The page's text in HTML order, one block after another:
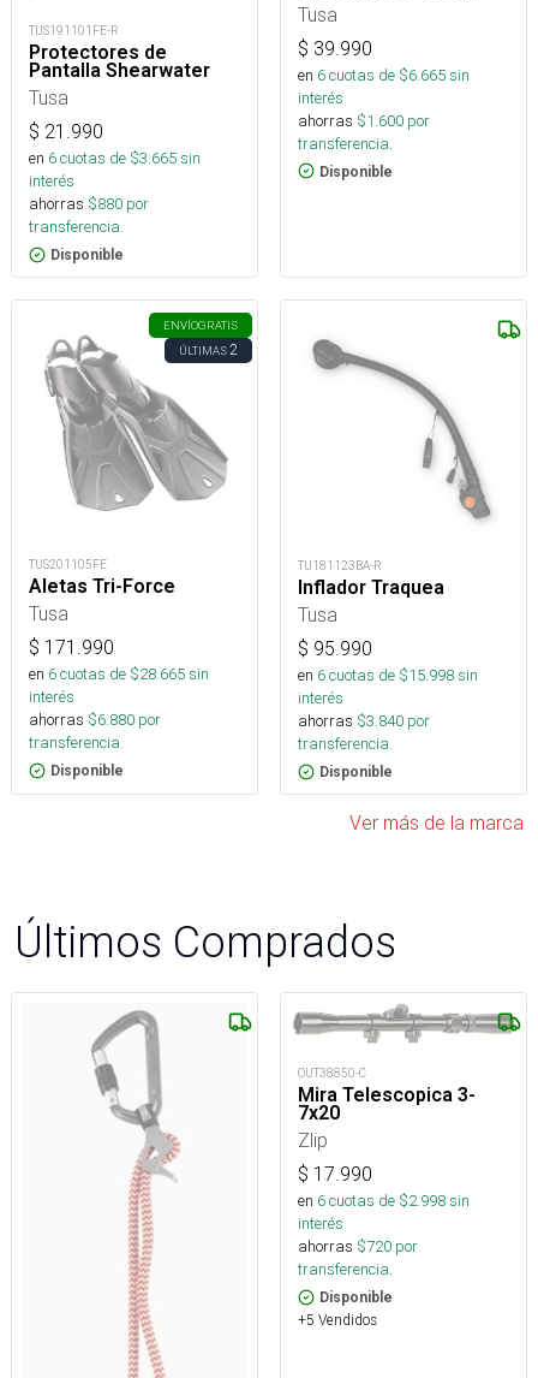
TUS191101FE-R
Protectores de
Pantalla Shearwater
Tusa
$ 21.990
en 6cuotas de $3.665sin
interés
ahorras $880 por
transferencia.
Disponible
Tusa
$ 39.990
en 6cuotas de $6.665sin
interés
ahorras $1.600 por
transferencia.
Disponible
ENVÍOGRATIS
ÚLTIMAS2
TUS201105FE
Aletas Tri-Force
Tusa
$ 171.990
en 6cuotas de $28.665sin
interés
ahorras $6.880 por
transferencia.
Disponible
TU181123BA-R
Inflador Traquea
Tusa
$ 95.990
en 6cuotas de $15.998sin
interés
ahorras $3.840 por
transferencia.
Disponible
Ver más de la marca
Últimos Comprados
OUT38850-C
Mira Telescopica 3-
7x20
Zlip
$ 17.990
en 6cuotas de $2.998sin
interés
ahorras $720 por
transferencia.
Disponible
+5 Vendidos